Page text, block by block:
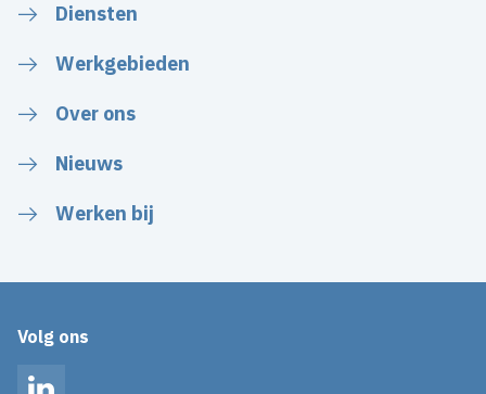
Diensten
Werkgebieden
Over ons
Nieuws
Werken bij
Volg ons